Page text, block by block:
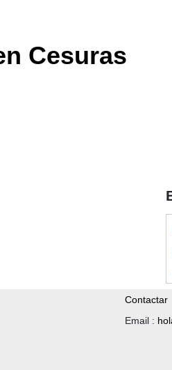
Cesuras
Contactar
Email :